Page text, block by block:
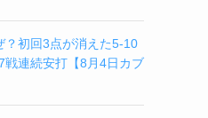
？初回3点が消えた5-10
戦連続安打【8月4日カブ